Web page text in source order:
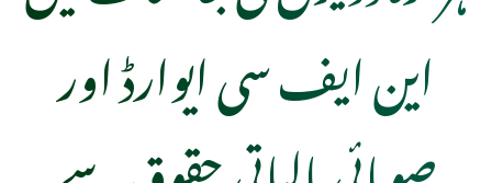
این ایف سی ایوارڈ اور